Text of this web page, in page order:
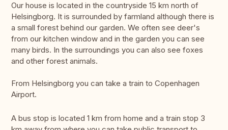
Our house is located in the countryside 15 km north of
Helsingborg. It is surrounded by farmland although there is
a small forest behind our garden. We often see deer's
from our kitchen window and in the garden you can see
many birds. In the surroundings you can also see foxes
and other forest animals.
From Helsingborg you can take a train to Copenhagen
Airport.
A bus stop is located 1 km from home and a train stop 3